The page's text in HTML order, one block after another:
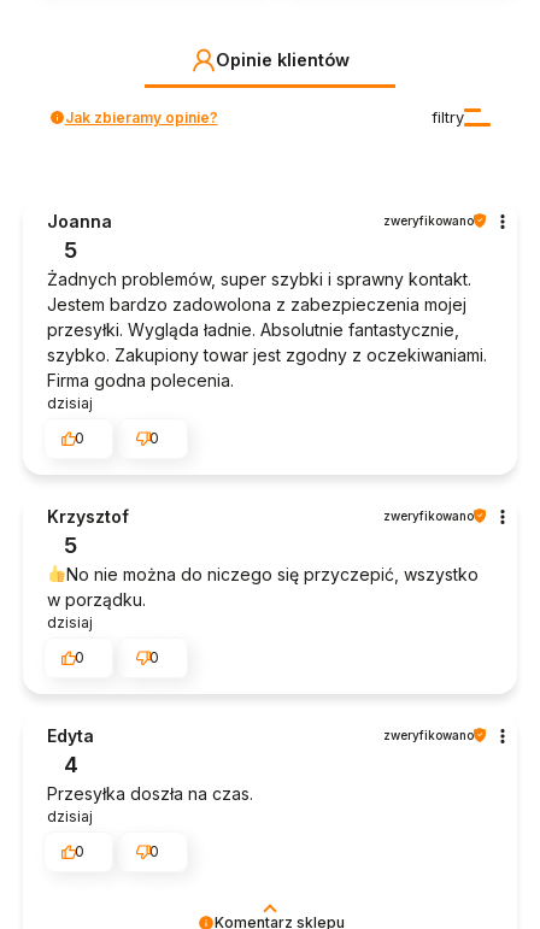
Opinie klientów
filtry
Jak zbieramy opinie?
Joanna zweryfikowano
5
Żadnych problemów, super szybki i sprawny kontakt.
Jestem bardzo zadowolona z zabezpieczenia mojej
przesyłki. Wygląda ładnie. Absolutnie fantastycznie,
szybko. Zakupiony towar jest zgodny z oczekiwaniami.
Firma godna polecenia.
dzisiaj
0
0
Krzysztof zweryfikowano
5
No nie można do niczego się przyczepić, wszystko
w porządku.
dzisiaj
0
0
Komentarz sklepu
Edyta zweryfikowano
4
Przesyłka doszła na czas.
dzisiaj
0
0